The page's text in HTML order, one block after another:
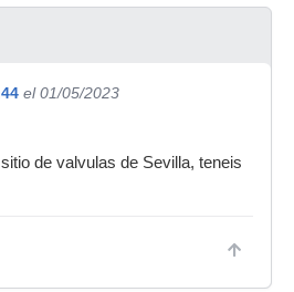
el 01/05/2023
de valvulas de Sevilla, teneis